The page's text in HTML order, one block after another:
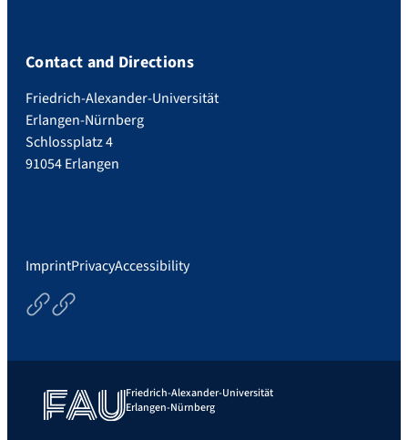
Contact and Directions
Friedrich-Alexander-Universität
Erlangen-Nürnberg
Schlossplatz 4
91054 Erlangen
ImprintPrivacyAccessibility
Privacydeclaration
Imprint
Friedrich-Alexander-Universität
Erlangen-Nürnberg